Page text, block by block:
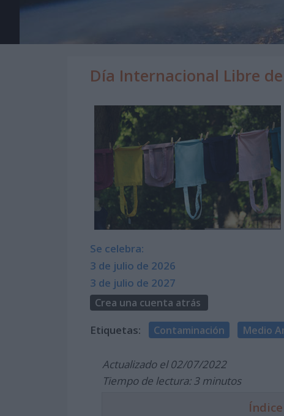
Día Internacional Libre
Se celebra:
3 de julio de 2026
3 de julio de 2027
Crea una cuenta atrás
Etiquetas: Contaminación Medio
Actualizado el 02/07/2022
Tiempo de lectura: 3 minutos